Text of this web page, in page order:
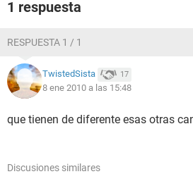
1 respuesta
RESPUESTA 1 / 1
TwistedSista 17
8 ene 2010 a las 15:48
que tienen de diferente esas otras
Discusiones similares